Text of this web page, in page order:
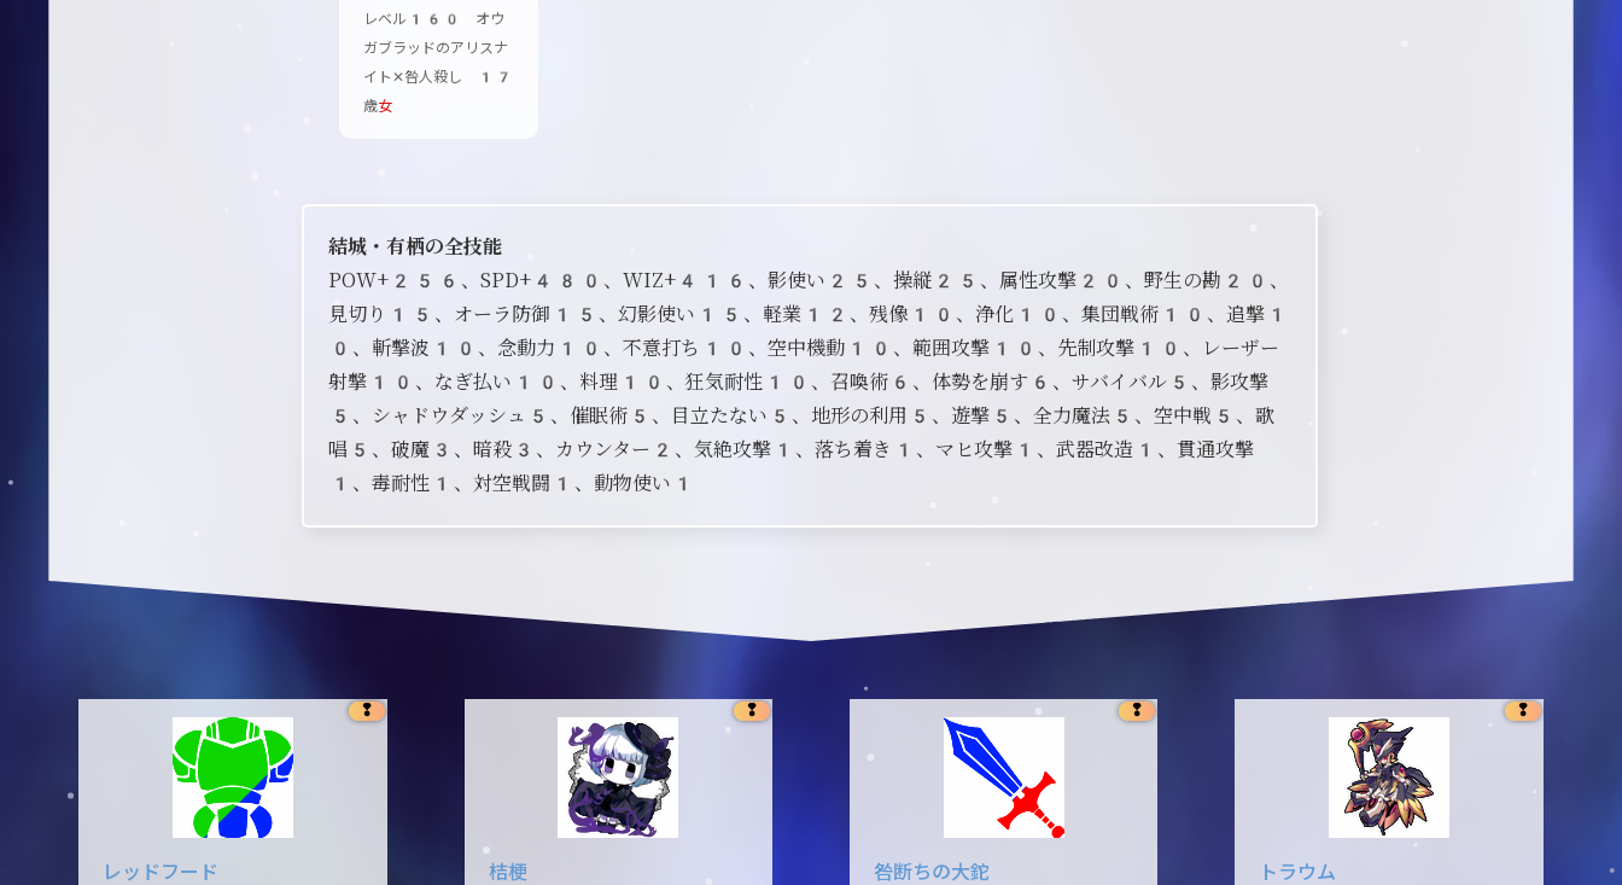
レベル160 オウ
ガブラッドのアリスナ
イト✕咎人殺し 17
歳女
結城・有栖の全技能
POW+256、SPD+480、WIZ+416、影使い25、操縦25、属性攻撃20、野生の勘20、
見切り15、オーラ防御15、幻影使い15、軽業12、残像10、浄化10、集団戦術10、追撃1
0、斬撃波10、念動力10、不意打ち10、空中機動10、範囲攻撃10、先制攻撃10、レーザー
射撃10、なぎ払い10、料理10、狂気耐性10、召喚術6、体勢を崩す6、サバイバル5、影攻撃
5、シャドウダッシュ5、催眠術5、目立たない5、地形の利用5、遊撃5、全力魔法5、空中戦5、歌
唱5、破魔3、暗殺3、カウンター2、気絶攻撃1、落ち着き1、マヒ攻撃1、武器改造1、貫通攻撃
1、毒耐性1、対空戦闘1、動物使い1
❢
レッドフード
❢
桔梗
❢
咎断ちの大鉈
❢
トラウム